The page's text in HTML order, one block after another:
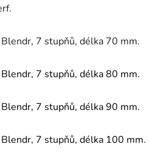
7 stupňů, délka 70 mm.
7 stupňů, délka 80 mm.
7 stupňů, délka 90 mm.
7 stupňů, délka 100 mm.